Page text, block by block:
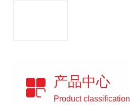
产品中心
Product classification